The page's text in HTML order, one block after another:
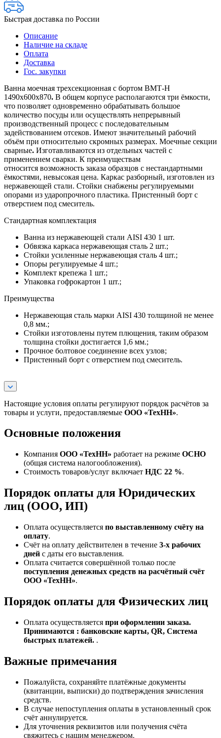
Быстрая доставка по России
Описание
Наличие на складе
Оплата
Доставка
Гос. закупки
Ванна моечная трехсекционная с бортом ВМТ-Н
1490х600х870. В общем корпусе располагаются три ёмкости,
что позволяет одновременно обрабатывать большое
количество посуды или осуществлять непрерывный
производственный процесс с последовательным
задействованием отсеков. Имеют значительный рабочий
объём при относительно скромных размерах. Моечные секции
сварные. Изготавливаются из отдельных частей с
применением сварки. К преимуществам
относится возможность заказа образцов с нестандартными
ёмкостями, невысокая цена. Каркас разборный, изготовлен из
нержавеющей стали. Стойки снабжены регулируемыми
опорами из ударопрочного пластика. Пристенный борт с
отверстием под смеситель.
Стандартная комплектация
Ванна из нержавеющей стали AISI 430 1 шт.
Обвязка каркаса нержавеющая сталь 2 шт.;
Стойки усиленные нержавеющая сталь 4 шт.;
Опоры регулируемые 4 шт.;
Комплект крепежа 1 шт.;
Упаковка гофрокартон 1 шт.;
Преимущества
Нержавеющая сталь марки AISI 430 толщиной не менее
0,8 мм.;
Стойки изготовлены путем плющения, таким образом
толщина стойки достигается 1,6 мм.;
Прочное болтовое соединение всех узлов;
Пристенный борт с отверстием под смеситель.
Настоящие условия оплаты регулируют порядок расчётов за
товары и услуги, предоставляемые ООО «ТехНН».
Основные положения
Компания ООО «ТехНН» работает на режиме ОСНО
(общая система налогообложения).
Стоимость товаров/услуг включает НДС 22 %.
Порядок оплаты для Юридических
лиц (ООО, ИП)
Оплата осуществляется по выставленному счёту на
оплату.
Счёт на оплату действителен в течение 3‑х рабочих
дней с даты его выставления.
Оплата считается совершённой только после
поступления денежных средств на расчётный счёт
ООО «ТехНН».
Порядок оплаты для Физических лиц
Оплата осуществляется при оформлении заказа.
Принимаются : банковские карты, QR, Система
быстрых платежей. .
Важные примечания
Пожалуйста, сохраняйте платёжные документы
(квитанции, выписки) до подтверждения зачисления
средств.
В случае непоступления оплаты в установленный срок
счёт аннулируется.
Для уточнения реквизитов или получения счёта
свяжитесь с нашим менеджером.